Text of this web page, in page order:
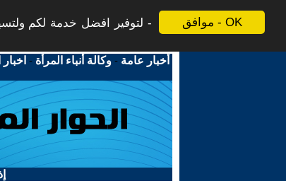
موافق - OK
لتوفير افضل خدمة لكم
أخبار عامة -وكالة أنباء المرأة -